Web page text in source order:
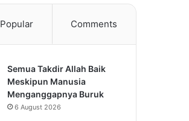
Popular Comments
Semua Takdir Allah Baik
Meskipun Manusia
Menganggapnya Buruk
6 August 2026